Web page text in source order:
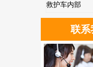
救护车内部
联系